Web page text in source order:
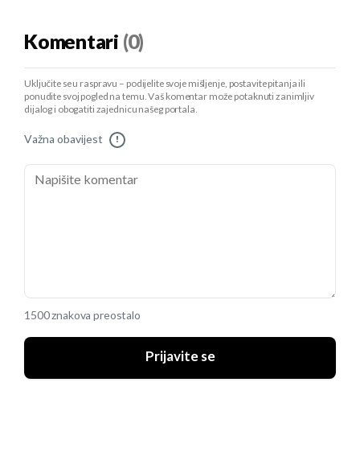
Komentari (0)
Uključite se u raspravu – podijelite svoje mišljenje, postavite pitanja ili
ponudite svoj pogled na temu. Vaš komentar može potaknuti zanimljiv
dijalog i obogatiti zajednicu našeg portala.
Važna obavijest !
1500 znakova preostalo
Prijavite se